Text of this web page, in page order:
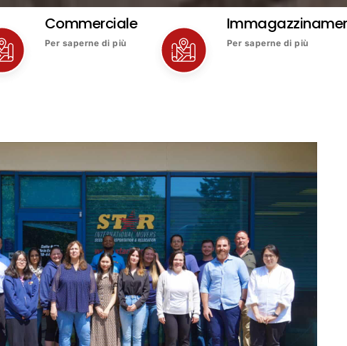
Commerciale
Per saperne di più Per saperne di più